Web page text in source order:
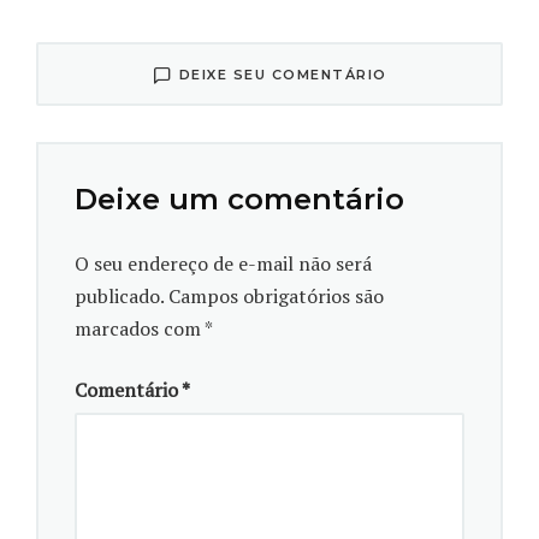
DEIXE SEU COMENTÁRIO
Deixe um comentário
O seu endereço de e-mail não será
publicado. Campos obrigatórios são
marcados com*
Comentário*